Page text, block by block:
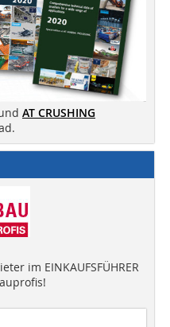
AT CRUSHING
im EINKAUFSFÜHRER